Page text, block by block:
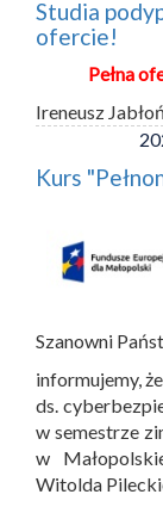
Studia
ofercie!
Pełna
Ireneusz
Kurs
Szanowni
informujemy,
ds.
w semestrze
w
Witolda